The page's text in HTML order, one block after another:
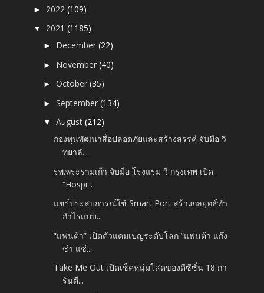
► 2022(109)
▼ 2021(1185)
► December(22)
► November(40)
►October(35)
►September(134)
▼August(212)
กองทุนพัฒนาสื่อปลอดภัยและสร้างสรรค์ จับมือ วิ
ทยาลั...
รพ.พระรามเก้า จับมือ โรงแรม วี กรุงเทพ เปิด
“Hospi...
แชร์ประสบการณ์ใช้ Smart Port สร้างกลยุทธ์ทำ
กำไรแบบ...
“แฟนต้า” เปิดตัวแคมเปญระดับโลก “แฟนต้า แก๊ง
ซ่า แซ่...
Take Me Out เปิดเช็คหนุ่มโสดของดีซีซั่น 18 กา
รันตี...